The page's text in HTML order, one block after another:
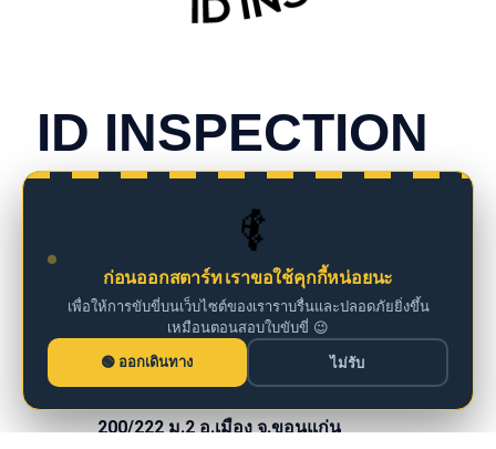
🚗
ก่อนออกสตาร์ท เราขอใช้คุกกี้หน่อยนะ
เพื่อให้การขับขี่บนเว็บไซต์ของเราราบรื่นและปลอดภัยยิ่งขึ้น
เหมือนตอนสอบใบขับขี่ 😉
ออกเดินทาง
ไม่รับ
ID INSPECTION
iddm@iddrives.co.th
200/222 ม.2 อ.เมือง จ.ขอนแก่น